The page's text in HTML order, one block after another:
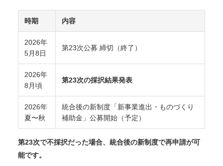
時期 内容
2026年
5月8日
第23次公募 締切（終了）
2026年
8月頃
第23次の採択結果発表
2026年
夏〜秋
統合後の新制度「新事業進出・ものづくり
補助金」公募開始（予定）
第23次で不採択だった場合、統合後の新制度で再申請が可
能です。